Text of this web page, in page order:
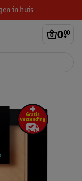
in huis
0.
00